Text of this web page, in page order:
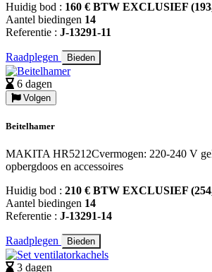
Huidig bod : 160 € BTW EXCLUSIEF
Aantel biedingen 14
Referentie : J-13291-11
Raadplegen Bieden
6 dagen
Volgen
Beitelhamer
MAKITA HR5212Cvermogen: 220-240 V
opbergdoos en accessoires
Huidig bod : 210 € BTW EXCLUSIEF
Aantel biedingen 14
Referentie : J-13291-14
Raadplegen Bieden
3 dagen